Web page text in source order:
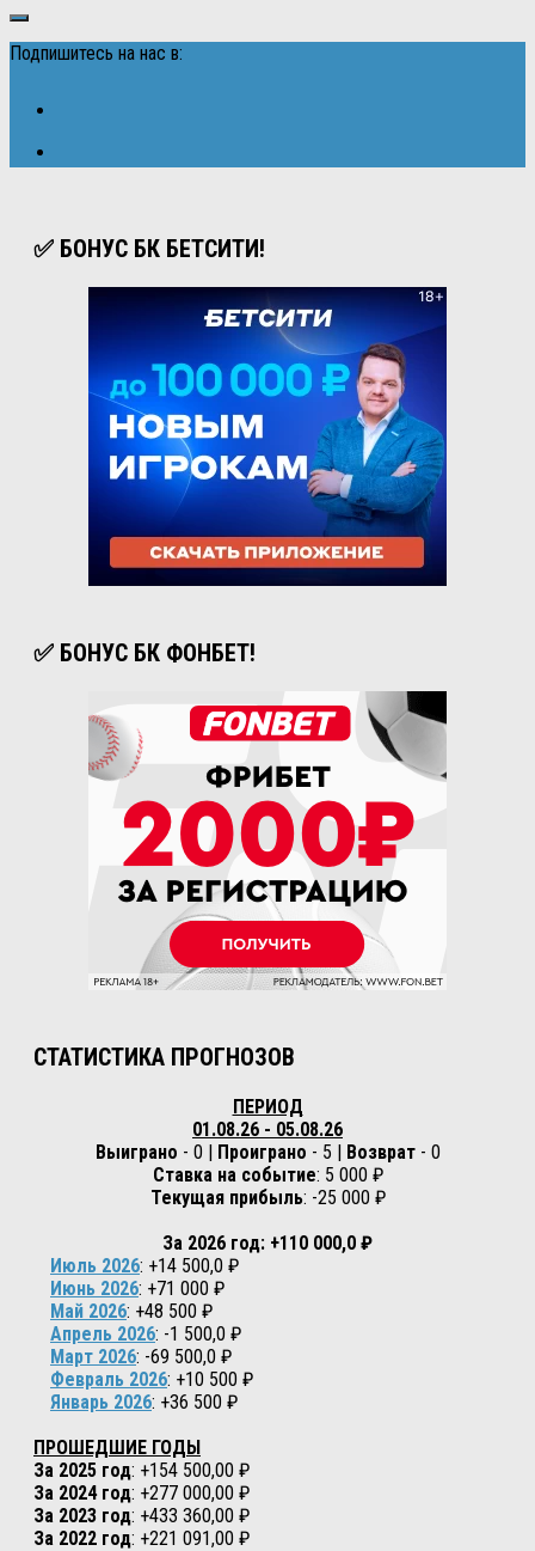
Подпишитесь на нас в:
✅ БОНУС БК БЕТСИТИ!
✅ БОНУС БК ФОНБЕТ!
СТАТИСТИКА ПРОГНОЗОВ
ПЕРИОД
01.08.26 - 05.08.26
Выиграно - 0 | Проиграно - 5 | Возврат- 0
Ставка на событие: 5 000 ₽
Текущая прибыль: -25 000 ₽
За 2026 год: +110 000,0 ₽
Июль 2026: +14 500,0 ₽
Июнь 2026: +71 000 ₽
Май 2026: +48 500 ₽
Апрель 2026: -1 500,0 ₽
Март 2026: -69 500,0 ₽
Февраль 2026: +10 500 ₽
Январь 2026: +36 500 ₽
ПРОШЕДШИЕ ГОДЫ
За 2025 год: +154 500,00 ₽
За 2024 год: +277 000,00 ₽
За 2023 год: +433 360,00 ₽
За 2022 год: +221 091,00 ₽